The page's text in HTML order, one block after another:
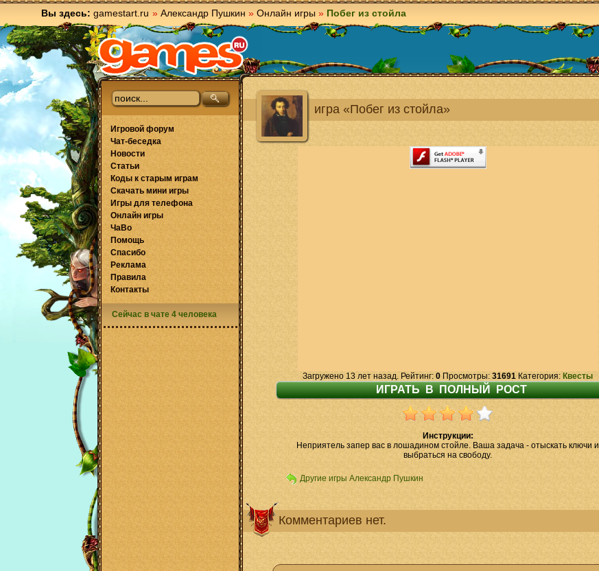
Вы здесь: gamestart.ru » Александр Пушкин » Онлайн игры » Побег из стойла
игра «Побег из стойла»
Загружено 13 лет назад. Рейтинг: 0 Просмотры: 31691 Категория: Квесты
Инструкции:
Неприятель запер вас в лошадином стойле. Ваша задача - отыскать ключи и
выбраться на свободу.
Другие игры Александр Пушкин
Комментариев нет.
Игровой форум
Чат-беседка
Новости
Статьи
Коды к старым играм
Скачать мини игры
Игры для телефона
Онлайн игры
ЧаВо
Помощь
Спасибо
Реклама
Правила
Контакты
Сейчас в чате 4 человека